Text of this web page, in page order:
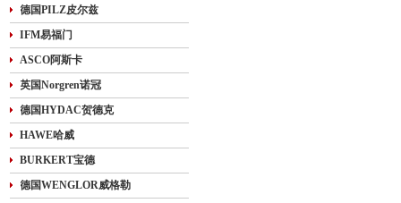
德国PILZ皮尔兹
IFM易福门
ASCO阿斯卡
英国Norgren诺冠
德国HYDAC贺德克
HAWE哈威
BURKERT宝德
德国WENGLOR威格勒